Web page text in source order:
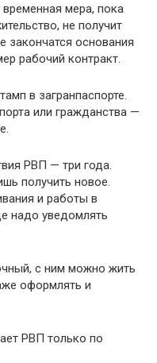
мера, пока
не получит
закончатся основания
рабочий контракт.
в загранпаспорте.
или гражданства —
РВП — три года.
получить новое.
и работы в
надо уведомлять
с ним можно жить
оформлять и
РВП только по